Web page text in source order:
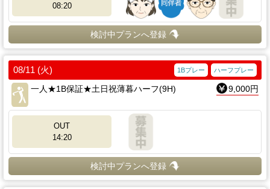
08:20
検討中プランへ登録
08/11 (火) ハーフプレー
1Bプレー
一人★1B保証★土日祝薄暮ハーフ(9H) 9,000円
OUT
14:20
検討中プランへ登録